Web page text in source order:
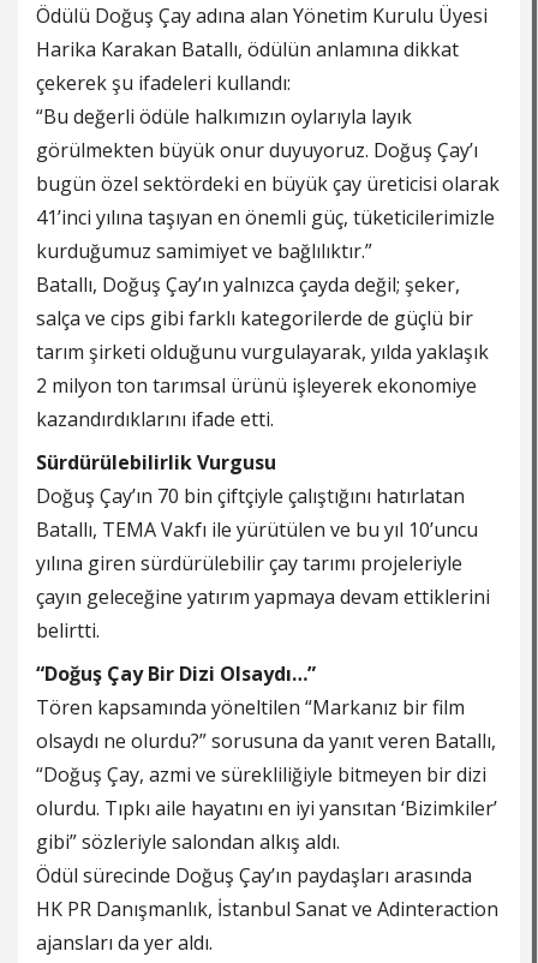
Ödülü Doğuş Çay adına alan Yönetim Kurulu Üyesi
Harika Karakan Batallı, ödülün anlamına dikkat
çekerek şu ifadeleri kullandı:
“Bu değerli ödüle halkımızın oylarıyla layık
görülmekten büyük onur duyuyoruz. Doğuş Çay’ı
bugün özel sektördeki en büyük çay üreticisi olarak
41’inci yılına taşıyan en önemli güç, tüketicilerimizle
kurduğumuz samimiyet ve bağlılıktır.”
Batallı, Doğuş Çay’ın yalnızca çayda değil; şeker,
salça ve cips gibi farklı kategorilerde de güçlü bir
tarım şirketi olduğunu vurgulayarak, yılda yaklaşık
2 milyon ton tarımsal ürünü işleyerek ekonomiye
kazandırdıklarını ifade etti.
Sürdürülebilirlik Vurgusu
Doğuş Çay’ın 70 bin çiftçiyle çalıştığını hatırlatan
Batallı, TEMA Vakfı ile yürütülen ve bu yıl 10’uncu
yılına giren sürdürülebilir çay tarımı projeleriyle
çayın geleceğine yatırım yapmaya devam ettiklerini
belirtti.
“Doğuş Çay Bir Dizi Olsaydı…”
Tören kapsamında yöneltilen “Markanız bir film
olsaydı ne olurdu?” sorusuna da yanıt veren Batallı,
“Doğuş Çay, azmi ve sürekliliğiyle bitmeyen bir dizi
olurdu. Tıpkı aile hayatını en iyi yansıtan ‘Bizimkiler’
gibi” sözleriyle salondan alkış aldı.
Ödül sürecinde Doğuş Çay’ın paydaşları arasında
HK PR Danışmanlık, İstanbul Sanat ve Adinteraction
ajansları da yer aldı.